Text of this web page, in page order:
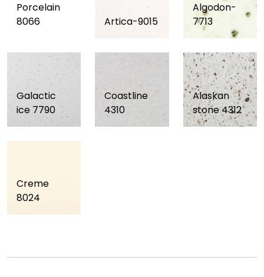
Porcelain
8066
Artica-9015
Algodon-
7713
Galactic
ice 7790
Coastline
4310
Alaskan
stone 4312
Creme
8024